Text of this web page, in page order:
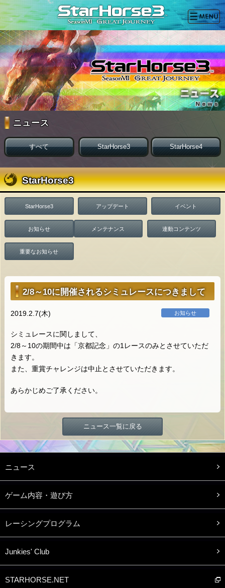
ニュース
すべて StarHorse3 StarHorse4
StarHorse3
StarHorse3 アップデート イベント
お知らせ メンテナンス 連動コンテンツ
重要なお知らせ
2/8～10に開催されるシミュレースにつきまして
お知らせ
2019.2.7(木)
シミュレースに関しまして、
2/8～10の期間中は「京都記念」の1レースのみとさせていただ
きます。
また、重賞チャレンジは中止とさせていただきます。
あらかじめご了承ください。
ニュース一覧に戻る
ニュース
ゲーム内容・遊び方
レーシングプログラム
Junkies' Club
STARHORSE.NET